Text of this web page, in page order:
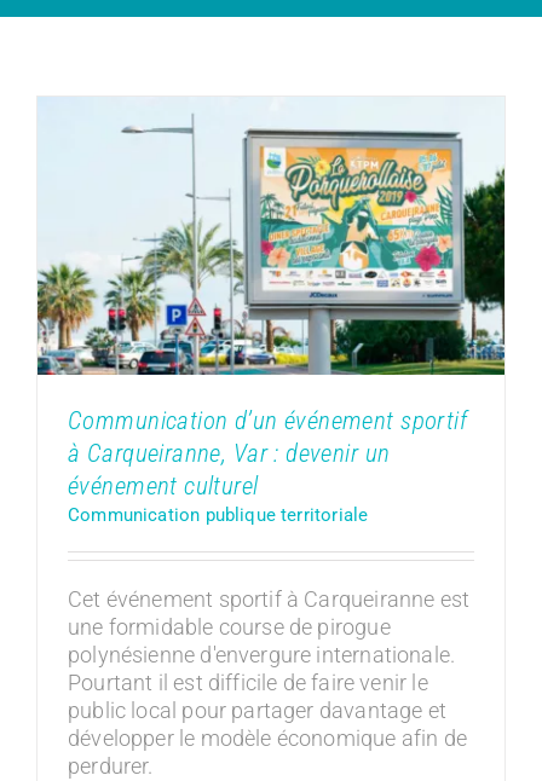
Communication d’un événement
sportif à Carqueiranne, Var : devenir
un événement culturel
Communication publique territoriale
Communication d’un événement sportif
à Carqueiranne, Var : devenir un
événement culturel
Communication publique territoriale
Cet événement sportif à Carqueiranne est
une formidable course de pirogue
polynésienne d'envergure internationale.
Pourtant il est difficile de faire venir le
public local pour partager davantage et
développer le modèle économique afin de
perdurer.